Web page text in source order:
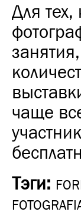
Для
чаще
Тэги: